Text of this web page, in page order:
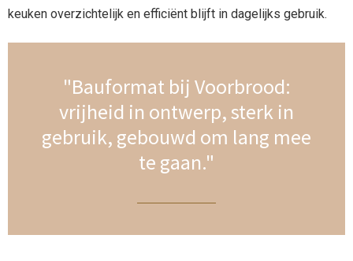
keuken overzichtelijk en efficiënt blijft in dagelijks gebruik.
"Bauformat bij Voorbrood:
vrijheid in ontwerp, sterk in
gebruik, gebouwd om lang mee
te gaan."